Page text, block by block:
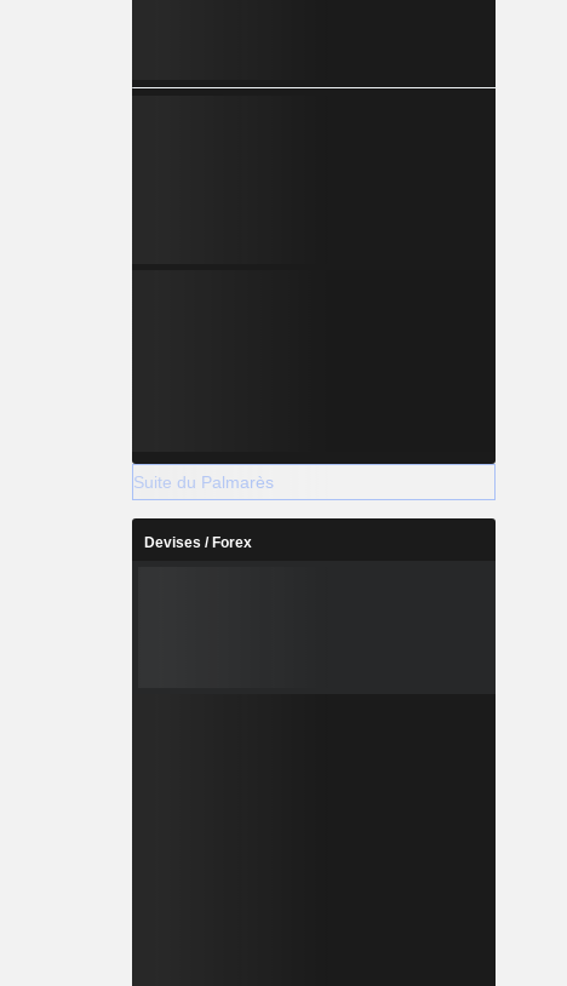
Suite du Palmarès
Devises / Forex